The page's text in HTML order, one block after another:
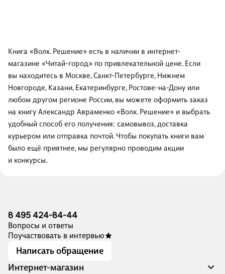
Книга «Волк. Решение» есть в наличии в интернет-
магазине «Читай-город» по привлекательной цене. Если
вы находитесь в Москве, Санкт-Петербурге, Нижнем
Новгороде, Казани, Екатеринбурге, Ростове-на-Дону или
любом другом регионе России, вы можете оформить заказ
на книгу Александр Авраменко «Волк. Решение» и выбрать
удобный способ его получения: самовывоз, доставка
курьером или отправка почтой. Чтобы покупать книги вам
было ещё приятнее, мы регулярно проводим акции
и конкурсы.
8 495 424-84-44
Вопросы и ответы
Поучаствовать в интервью
Написать обращение
Интернет-магазин